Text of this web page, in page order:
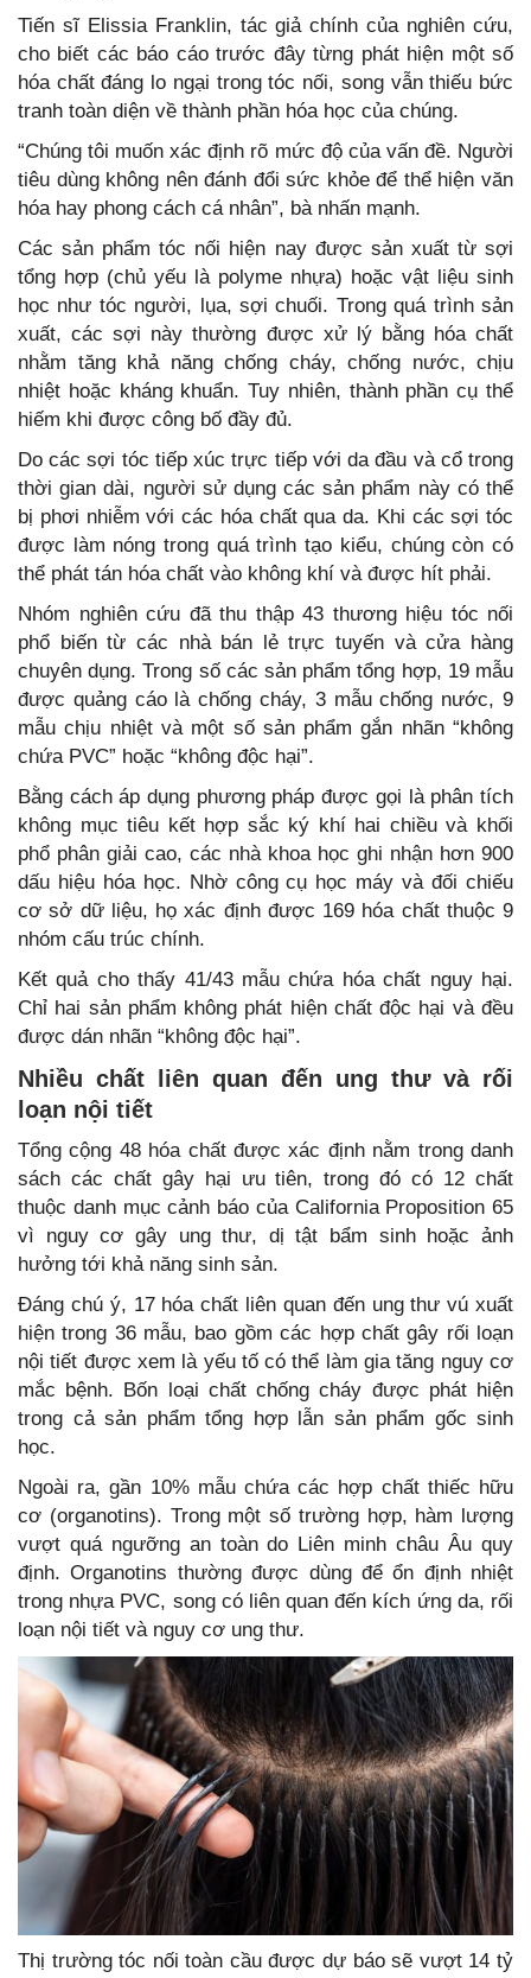
Tiến sĩ Elissia Franklin, tác giả chính của nghiên cứu,
cho biết các báo cáo trước đây từng phát hiện một số
hóa chất đáng lo ngại trong tóc nối, song vẫn thiếu bức
tranh toàn diện về thành phần hóa học của chúng.
“Chúng tôi muốn xác định rõ mức độ của vấn đề. Người
tiêu dùng không nên đánh đổi sức khỏe để thể hiện văn
hóa hay phong cách cá nhân”, bà nhấn mạnh.
Các sản phẩm tóc nối hiện nay được sản xuất từ sợi
tổng hợp (chủ yếu là polyme nhựa) hoặc vật liệu sinh
học như tóc người, lụa, sợi chuối. Trong quá trình sản
xuất, các sợi này thường được xử lý bằng hóa chất
nhằm tăng khả năng chống cháy, chống nước, chịu
nhiệt hoặc kháng khuẩn. Tuy nhiên, thành phần cụ thể
hiếm khi được công bố đầy đủ.
Do các sợi tóc tiếp xúc trực tiếp với da đầu và cổ trong
thời gian dài, người sử dụng các sản phẩm này có thể
bị phơi nhiễm với các hóa chất qua da. Khi các sợi tóc
được làm nóng trong quá trình tạo kiểu, chúng còn có
thể phát tán hóa chất vào không khí và được hít phải.
Nhóm nghiên cứu đã thu thập 43 thương hiệu tóc nối
phổ biến từ các nhà bán lẻ trực tuyến và cửa hàng
chuyên dụng. Trong số các sản phẩm tổng hợp, 19 mẫu
được quảng cáo là chống cháy, 3 mẫu chống nước, 9
mẫu chịu nhiệt và một số sản phẩm gắn nhãn “không
chứa PVC” hoặc “không độc hại”.
Bằng cách áp dụng phương pháp được gọi là phân tích
không mục tiêu kết hợp sắc ký khí hai chiều và khối
phổ phân giải cao, các nhà khoa học ghi nhận hơn 900
dấu hiệu hóa học. Nhờ công cụ học máy và đối chiếu
cơ sở dữ liệu, họ xác định được 169 hóa chất thuộc 9
nhóm cấu trúc chính.
Kết quả cho thấy 41/43 mẫu chứa hóa chất nguy hại.
Chỉ hai sản phẩm không phát hiện chất độc hại và đều
được dán nhãn “không độc hại”.
Nhiều chất liên quan đến ung thư và rối
loạn nội tiết
Tổng cộng 48 hóa chất được xác định nằm trong danh
sách các chất gây hại ưu tiên, trong đó có 12 chất
thuộc danh mục cảnh báo của California Proposition 65
vì nguy cơ gây ung thư, dị tật bẩm sinh hoặc ảnh
hưởng tới khả năng sinh sản.
Đáng chú ý, 17 hóa chất liên quan đến ung thư vú xuất
hiện trong 36 mẫu, bao gồm các hợp chất gây rối loạn
nội tiết được xem là yếu tố có thể làm gia tăng nguy cơ
mắc bệnh. Bốn loại chất chống cháy được phát hiện
trong cả sản phẩm tổng hợp lẫn sản phẩm gốc sinh
học.
Ngoài ra, gần 10% mẫu chứa các hợp chất thiếc hữu
cơ (organotins). Trong một số trường hợp, hàm lượng
vượt quá ngưỡng an toàn do Liên minh châu Âu quy
định. Organotins thường được dùng để ổn định nhiệt
trong nhựa PVC, song có liên quan đến kích ứng da, rối
loạn nội tiết và nguy cơ ung thư.
Thị trường tóc nối toàn cầu được dự báo sẽ vượt 14 tỷ